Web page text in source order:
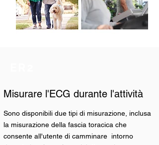
Misurare l'ECG durante l'attività
Sono disponibili due tipi di misurazione, inclusa
la misurazione della fascia toracica che
consente all'utente di camminare intorno